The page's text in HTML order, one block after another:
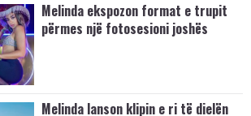
Melinda ekspozon format e trupit
përmes një fotosesioni joshës
Melinda lanson klipin e ri të dielën